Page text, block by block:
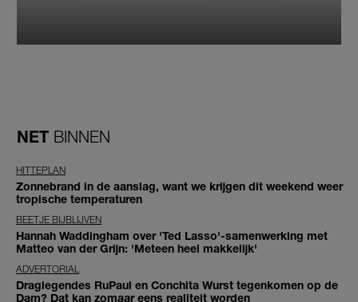
NET BINNEN
HITTEPLAN
Zonnebrand in de aanslag, want we krijgen dit weekend weer
tropische temperaturen
BEETJE BIJBLIJVEN
Hannah Waddingham over 'Ted Lasso'-samenwerking met
Matteo van der Grijn: 'Meteen heel makkelijk'
ADVERTORIAL
Draglegendes RuPaul en Conchita Wurst tegenkomen op de
Dam? Dat kan zomaar eens realiteit worden